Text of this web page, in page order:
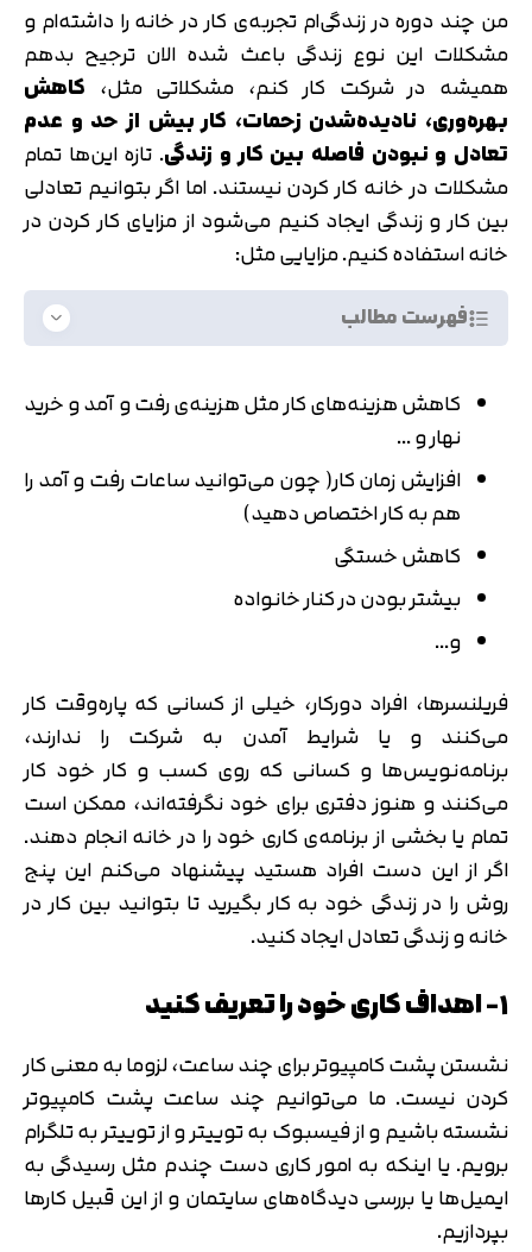
من چند دوره در زندگی‌ام تجربه‌ی کار در خانه را داشته‌ام و
مشکلات این نوع زندگی باعث شده الان ترجیح بدهم
همیشه در شرکت کار کنم، مشکلاتی مثل، کاهش
بهره‌وری، نادیده‌شدن زحمات، کار بیش از حد و عدم
تعادل و نبودن فاصله بین کار و زندگی. تازه این‌ها تمام
مشکلات در خانه کار کردن نیستند. اما اگر بتوانیم تعادلی
بین کار و زندگی ایجاد کنیم می‌شود از مزایای کار کردن در
خانه استفاده کنیم. مزایایی مثل:
فهرست مطالب
کاهش هزینه‌‌‌های کار مثل هزینه‌ی رفت و آمد و خرید
نهار و …
افزایش زمان کار( چون می‌توانید ساعات رفت و آمد را
هم به کار اختصاص دهید)
کاهش خستگی
بیشتر بودن در کنار خانواده
و…
فریلنسرها، افراد دورکار، خیلی از کسانی که پاره‌وقت کار
می‌کنند و یا شرایط آمدن به شرکت را ندارند،
برنامه‌نویس‌ها و کسانی که روی کسب و کار خود کار
می‌کنند و هنوز دفتری برای خود نگرفته‌اند، ممکن است
تمام یا بخشی از برنامه‌ی کاری خود را در خانه انجام دهند.
اگر از این دست افراد هستید پیشنهاد می‌کنم این پنج
روش را در زندگی خود به کار بگیرید تا بتوانید بین کار در
خانه و زندگی تعادل ایجاد کنید.
۱- اهداف کاری خود را تعریف کنید
نشستن پشت کامپیوتر برای چند ساعت، لزوما به معنی کار
کردن نیست. ما می‌توانیم چند ساعت پشت کامپیوتر
نشسته باشیم و از فیسبوک به توییتر و از توییتر به تلگرام
برویم. یا اینکه به امور کاری دست چندم مثل رسیدگی به
ایمیل‌ها یا بررسی دیدگاه‌های سایتمان و از این قبیل کارها
بپردازیم.